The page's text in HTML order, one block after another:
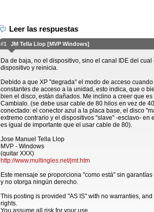
Leer las respuestas
#1 JM Tella Llop [MVP Windows]
Da de baja, no el dispositivo, sino el canal IDE del cual
dispositivo y reinicia.
Debido a que XP "degrada" el modo de acceso
constantes de acceso a la unidad, esto indica, que o
bien el disco, están dañados. Me inclino a creer que
Cambialo. (se debe usar cable de 80 hilos en vez de
conectado: el conector azul a la placa base, el disco
extremo contrario y el dispositivos "slave" -esclavo- en
es igual de importante que el usar cable de 80).
Jose Manuel Tella Llop
MVP - Windows
(quitar XXX)
http://www.multingles.net/jmt.htm
Este mensaje se proporciona "como está" sin
y no otorga ningún derecho.
This posting is provided "AS IS" with no warranties,
rights.
You assume all risk for your use.